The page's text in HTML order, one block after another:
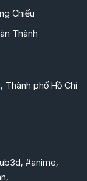
Chiếu
Thành
Thành phố Hồ Chí
#anime,